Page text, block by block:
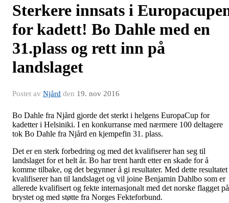
Sterkere innsats i
for kadett! Bo Dahle med en
31.plass og rett inn på
landslaget
Postet av Njård den 19. nov 2016
Bo Dahle fra Njård gjorde det sterkt i helgens EuropaCup for
kadetter i Helsiniki. I en konkurranse med nærmere 100 deltagere
tok Bo Dahle fra Njård en kjempefin 31. plass.
Det er en sterk forbedring og med det kvalifiserer han seg til
landslaget for et helt år. Bo har trent hardt etter en skade for å
komme tilbake, og det begynner å gi resultater. Med dette resultatet
kvalifiserer han til landslaget og vil joine Benjamin Dahlbo som er
allerede kvalifisert og fekte internasjonalt med det norske flagget på
brystet og med støtte fra Norges Fekteforbund.